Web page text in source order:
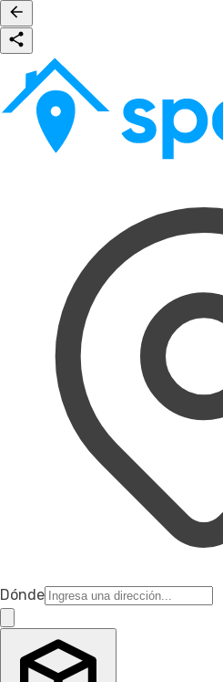
Dónde